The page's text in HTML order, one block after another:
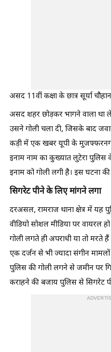
असद 11वीं कक्षा के छात्र सूर्या
असद शहर छोड़कर भागने वाला था
उसने गोली चला दी, जिसके बाद
कड़ी में एक खबर यूपी के
इनाम नाम का कुख्यात लुटेरा
इनाम को गोली लगी है। इस घटना
सिगरेट पीने के लिए मांगने लगा
दरअसल, रामराज थाना क्षेत्र में
वीडियो सोशल मीडिया पर वायरल
गोली लगते ही अपराधी या तो मरते
एक दर्जन से भी ज्यादा संगीन
पुलिस की गोली लगने से जमीन पर
कराहने की बजाय पुलिस से सिगरेट